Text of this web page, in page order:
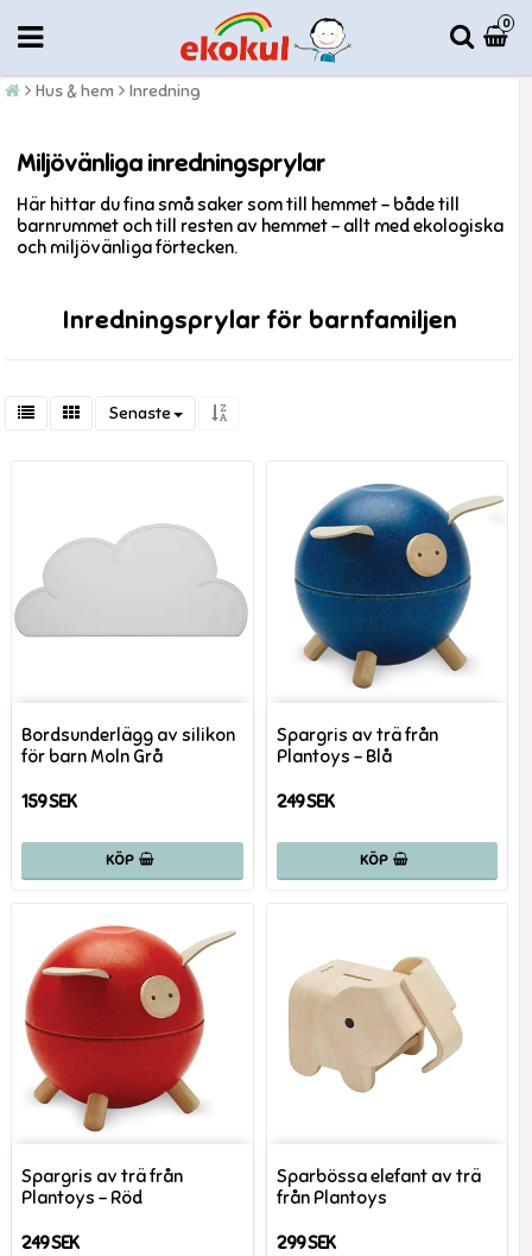
0
Hus & hem Inredning
Miljövänliga inredningsprylar
Här hittar du fina små saker som till hemmet – både till
barnrummet och till resten av hemmet – allt med ekologiska
och miljövänliga förtecken.
Inredningsprylar för barnfamiljen
Senaste
Bordsunderlägg av silikon
för barn Moln Grå
159 SEK
KÖP
Spargris av trä från
Plantoys - Blå
249 SEK
KÖP
Spargris av trä från
Plantoys - Röd
249 SEK
Sparbössa elefant av trä
från Plantoys
299 SEK